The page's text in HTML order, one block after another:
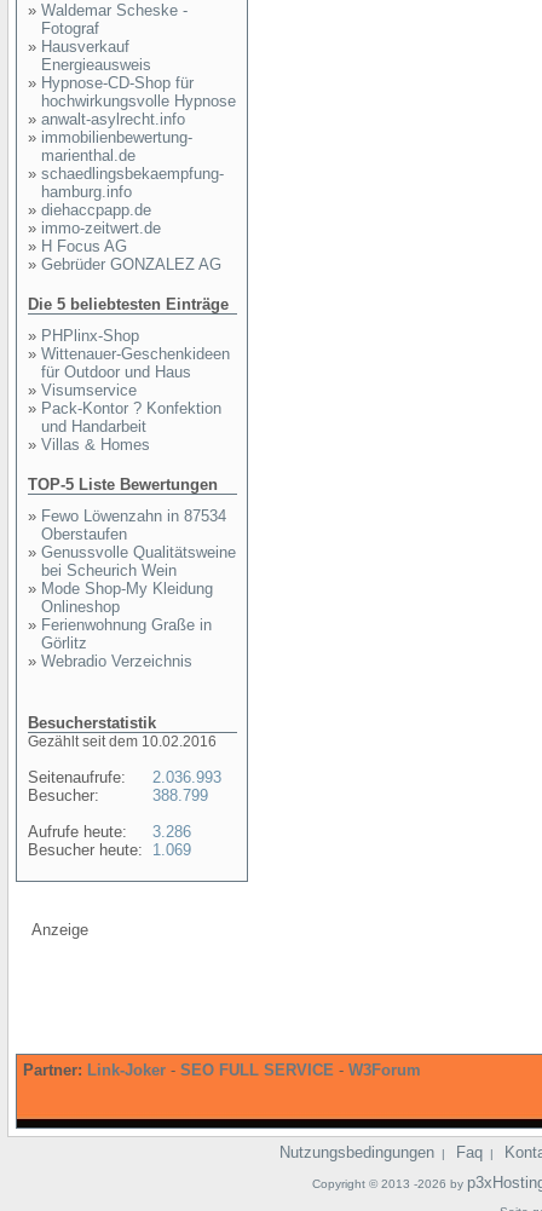
» Waldemar Scheske -
Fotograf
» Hausverkauf
Energieausweis
» Hypnose-CD-Shop für
hochwirkungsvolle Hypnose
» anwalt-asylrecht.info
» immobilienbewertung-
marienthal.de
» schaedlingsbekaempfung-
hamburg.info
» diehaccpapp.de
» immo-zeitwert.de
» H Focus AG
» Gebrüder GONZALEZ AG
Die 5 beliebtesten Einträge
» PHPlinx-Shop
» Wittenauer-Geschenkideen
für Outdoor und Haus
» Visumservice
» Pack-Kontor ? Konfektion
und Handarbeit
» Villas & Homes
TOP-5 Liste Bewertungen
» Fewo Löwenzahn in 87534
Oberstaufen
» Genussvolle Qualitätsweine
bei Scheurich Wein
» Mode Shop-My Kleidung
Onlineshop
» Ferienwohnung Graße in
Görlitz
» Webradio Verzeichnis
Besucherstatistik
Gezählt seit dem 10.02.2016
Seitenaufrufe:
Besucher:
Aufrufe heute:
Besucher heute:
2.036.993
388.799
3.286
1.069
Anzeige
Partner: Link-Joker - SEO FULL SERVICE - W3Forum
Nutzungsbedingungen | Faq |
Copyright © 2013 -2026 by